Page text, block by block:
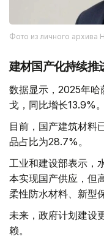
Фото из личного архива
建材国产化持续推
数据显示，2025年哈
戈，同比增长13.9%。
目前，国产建筑材料
品占比为28.7%。
工业和建设部表示，
本实现国产供应，但
柔性防水材料、新型
未来，政府计划建设
赖。